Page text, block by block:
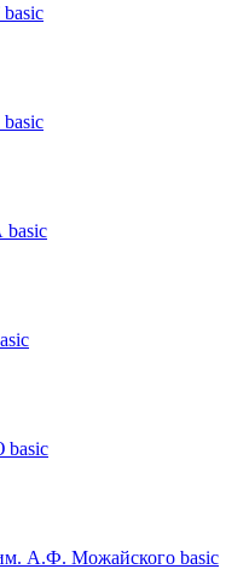
А.Ф. Можайского basic